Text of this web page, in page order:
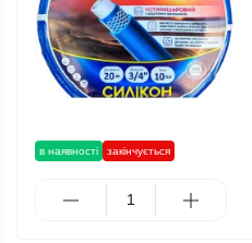
в наявності закінчується